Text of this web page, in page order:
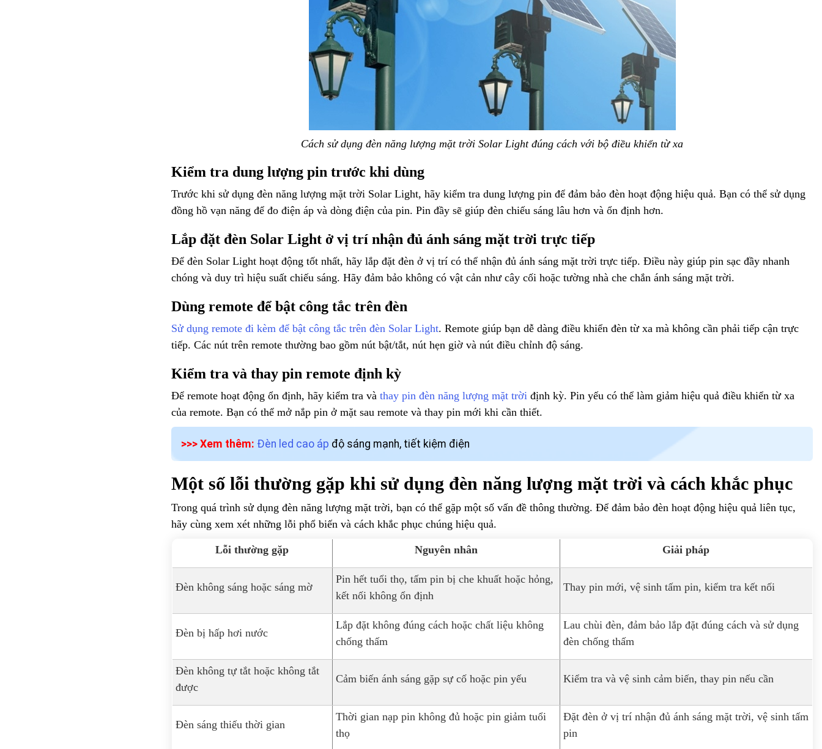
Cách sử dụng đèn năng lượng mặt trời Solar Light đúng cách với bộ điều khiển từ xa
Kiểm tra dung lượng pin trước khi dùng
Trước khi sử dụng đèn năng lượng mặt trời Solar Light, hãy kiểm tra dung lượng pin để đảm bảo đèn hoạt động hiệu quả. Bạn có thể sử dụng
đồng hồ vạn năng để đo điện áp và dòng điện của pin. Pin đầy sẽ giúp đèn chiếu sáng lâu hơn và ổn định hơn.
Lắp đặt đèn Solar Light ở vị trí nhận đủ ánh sáng mặt trời trực tiếp
Để đèn Solar Light hoạt động tốt nhất, hãy lắp đặt đèn ở vị trí có thể nhận đủ ánh sáng mặt trời trực tiếp. Điều này giúp pin sạc đầy nhanh
chóng và duy trì hiệu suất chiếu sáng. Hãy đảm bảo không có vật cản như cây cối hoặc tường nhà che chắn ánh sáng mặt trời.
Dùng remote để bật công tắc trên đèn
Sử dụng remote đi kèm để bật công tắc trên đèn Solar Light. Remote giúp bạn dễ dàng điều khiển đèn từ xa mà không cần phải tiếp cận trực
tiếp. Các nút trên remote thường bao gồm nút bật/tắt, nút hẹn giờ và nút điều chỉnh độ sáng.
Kiểm tra và thay pin remote định kỳ
Để remote hoạt động ổn định, hãy kiểm tra vàthay pin đèn năng lượng mặt trời định kỳ. Pin yếu có thể làm giảm hiệu quả điều khiển từ xa
của remote. Bạn có thể mở nắp pin ở mặt sau remote và thay pin mới khi cần thiết.
>>> Xem thêm: Đèn led cao áp độ sáng mạnh, tiết kiệm điện
Một số lỗi thường gặp khi sử dụng đèn năng lượng mặt trời và cách khắc phục
Trong quá trình sử dụng đèn năng lượng mặt trời, bạn có thể gặp một số vấn đề thông thường. Để đảm bảo đèn hoạt động hiệu quả liên tục,
hãy cùng xem xét những lỗi phổ biến và cách khắc phục chúng hiệu quả.
Lỗi thường gặp Nguyên nhân Giải pháp
Đèn không sáng hoặc sáng mờ
Pin hết tuổi thọ, tấm pin bị che khuất hoặc hỏng,
kết nối không ổn định
Thay pin mới, vệ sinh tấm pin, kiểm tra kết nối
Đèn bị hấp hơi nước
Lắp đặt không đúng cách hoặc chất liệu không
chống thấm
Lau chùi đèn, đảm bảo lắp đặt đúng cách và sử dụng
đèn chống thấm
Đèn không tự tắt hoặc không tắt
được
Cảm biến ánh sáng gặp sự cố hoặc pin yếu Kiểm tra và vệ sinh cảm biến, thay pin nếu cần
Đèn sáng thiếu thời gian
Thời gian nạp pin không đủ hoặc pin giảm tuổi
thọ
Đặt đèn ở vị trí nhận đủ ánh sáng mặt trời, vệ sinh tấm
pin